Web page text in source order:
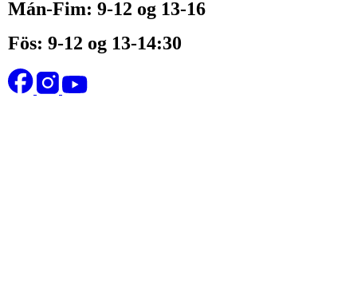
Mán-Fim: 9-12 og 13-16
Fös: 9-12 og 13-14:30